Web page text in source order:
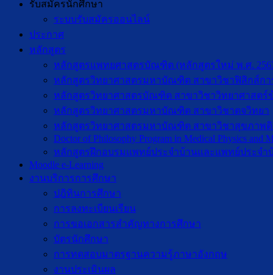
รับสมัครนักศึกษา
ระบบรับสมัครออนไลน์
ประกาศ
หลักสูตร
หลักสูตรแพทยศาสตรบัณฑิต (หลักสูตรใหม่ พ.ศ.
หลักสูตรวิทยาศาสตรมหาบัณฑิต สาขาวิชาฟิสิกส์กา
หลักสูตรวิทยาศาสตรบัณฑิต สาขาวิชาวิทยาศาสตร์
หลักสูตรวิทยาศาสตรมหาบัณฑิต สาขาวิชาตจวิทยา
หลักสูตรวิทยาศาสตรมหาบัณฑิต สาขาวิชาสุขภาพดิ
Doctor of Philosophy Program in Medical Physics and
หลักสูตรฝึกอบรมแพทย์ประจำบ้านและแพทย์ประจำ
Moodle e-Learning
งานบริการการศึกษา
ปฎิทินการศึกษา
การลงทะเบียนเรียน
การขอเอกสารสำคัญทางการศึกษา
บัตรนักศึกษา
การทดสอบมาตรฐานความรู้ภาษาอังกฤษ
งานประเมินผล